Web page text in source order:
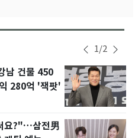
1/2
남 건물 450
280억 '잭팟'
요?"…삼전男